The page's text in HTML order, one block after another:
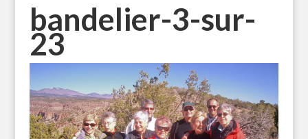
bandelier-3-sur-
23